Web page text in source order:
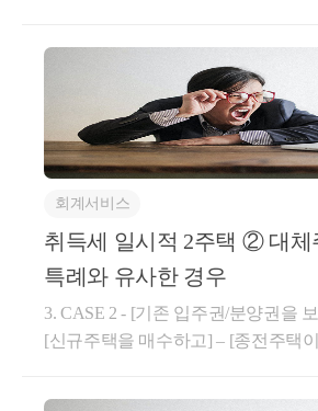
입니다.기회가 있으시다면 잊지 말
번 글은 여기까지 입니다.
가진 자가 재개발 재건축 사업으로
으로 바뀌면서,이주를 하고 거주할
야 하는 시점이 옵니다.세법에서도
여조합원입주권으로 바뀐 후에,새로
는 주택에 대해'대체주택' 이라 하여
주택인 경우1년만 거주하고 매도하
을 주게 됩니다.오늘은 재개발, 재건
중1주택을 추가 취득하여 양도하는
득한 대체주택에 대한 비과세소득세
의 2 5항조합원입주권 + 대체주택을
주택' 양도시 (조합원입주권 양도 X)
요.조합원입주권일 것대체주택 취득
회계서비스
취득세 일시적 2주택 ② 대체
특례와 유사한 경우
3. CASE 2 - [기존 입주권/분양권을
[신규주택을 매수하고] – [종전주택
행령 제28조의5(일시적 2주택)① 법